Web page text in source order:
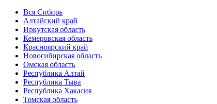
Вся Сибирь
Алтайский край
Иркутская область
Кемеровская область
Красноярский край
Новосибирская область
Омская область
Республика Алтай
Республика Тыва
Республика Хакасия
Томская область